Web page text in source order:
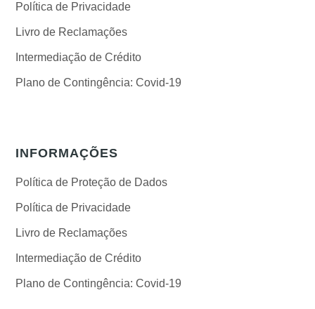
Política de Privacidade
Livro de Reclamações
Intermediação de Crédito
Plano de Contingência: Covid-19
INFORMAÇÕES
Política de Proteção de Dados
Política de Privacidade
Livro de Reclamações
Intermediação de Crédito
Plano de Contingência: Covid-19